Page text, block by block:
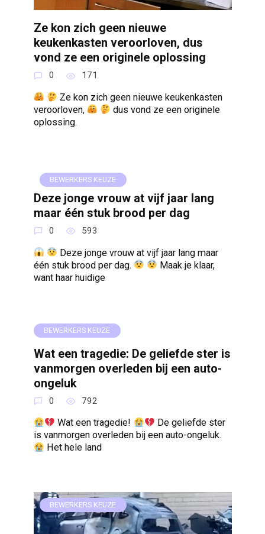
Ze kon zich geen nieuwe
keukenkasten veroorloven, dus
vond ze een originele oplossing
0 171
Ze kon zich geen nieuwe keukenkasten
veroorloven,
dus vond ze een originele
oplossing.
BEWERKERS KEUZE
Deze jonge vrouw at vijf jaar lang
maar één stuk brood per dag
0 593
Deze jonge vrouw at vijf jaar lang maar
één stuk brood per dag.
Maak je klaar,
want haar huidige
BEWERKERS KEUZE
Wat een tragedie: De geliefde ster is
vanmorgen overleden bij een auto-
ongeluk
0 792
Wat een tragedie!
De geliefde ster
is vanmorgen overleden bij een auto-ongeluk.
Het hele land
BEWERKERS KEUZE